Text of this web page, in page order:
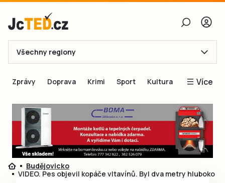
E-mail
Obnovit heslo
Přihlásit se
Přihlásit se přes Facebook
Všechny regiony
Zprávy Doprava Krimi Sport Kultura Více
Blogy
Inspirace
Čtenáři píší
Speciální přílohy
Budějovicko
VIDEO. Pes objevil kopáče vltavínů. Byl dva metry hluboko